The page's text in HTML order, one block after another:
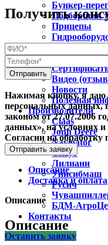
Бункер-
Подборщик
Прицепы
Доставка и
Видео
Новости
Полезная
Производители
Claas
Jonh Deere
Navigator
Скаут
Лилиани
Унисибмаш
Русич
БДМ-
Контакты
Оставить заявку
Получить
Нажимая кнопку, я даю
персональных данных,
законом от 27.07.2006
данных», на условиях
Согласии на
Отправить заявку
Описание
Доставка и оплата
Описание
Описание